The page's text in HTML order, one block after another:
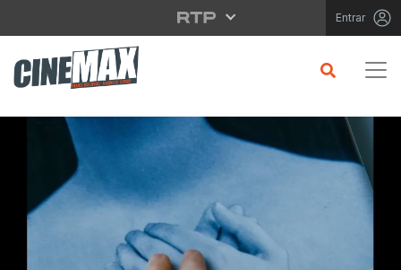
Saltar para o conteúdo principal Entrar